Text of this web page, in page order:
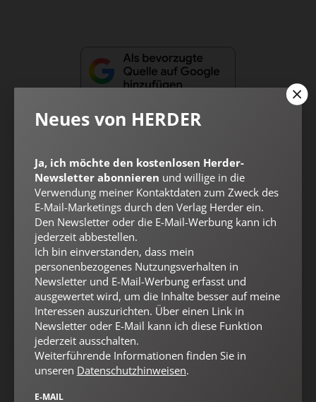
Nach oben
Neues von HERDER
Ja, ich möchte den kostenlosen Herder-
Newsletter abonnieren und willige in die
Verwendung meiner Kontaktdaten zum Zweck des
E-Mail-Marketings durch den Verlag Herder ein.
Den Newsletter oder die E-Mail-Werbung kann ich
jederzeit abbestellen.
Ich bin einverstanden, dass mein
personenbezogenes Nutzungsverhalten in
Newsletter und E-Mail-Werbung erfasst und
ausgewertet wird, um die Inhalte besser auf meine
Interessen auszurichten. Über einen Link in
Newsletter oder E-Mail kann ich diese Funktion
jederzeit ausschalten.
Weiterführende Informationen finden Sie in
unseren Datenschutzhinweisen.
E-MAIL